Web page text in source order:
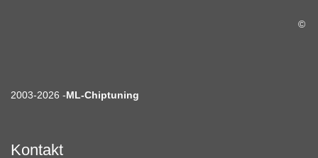
©
2003-2026 -ML-Chiptuning
Kontakt